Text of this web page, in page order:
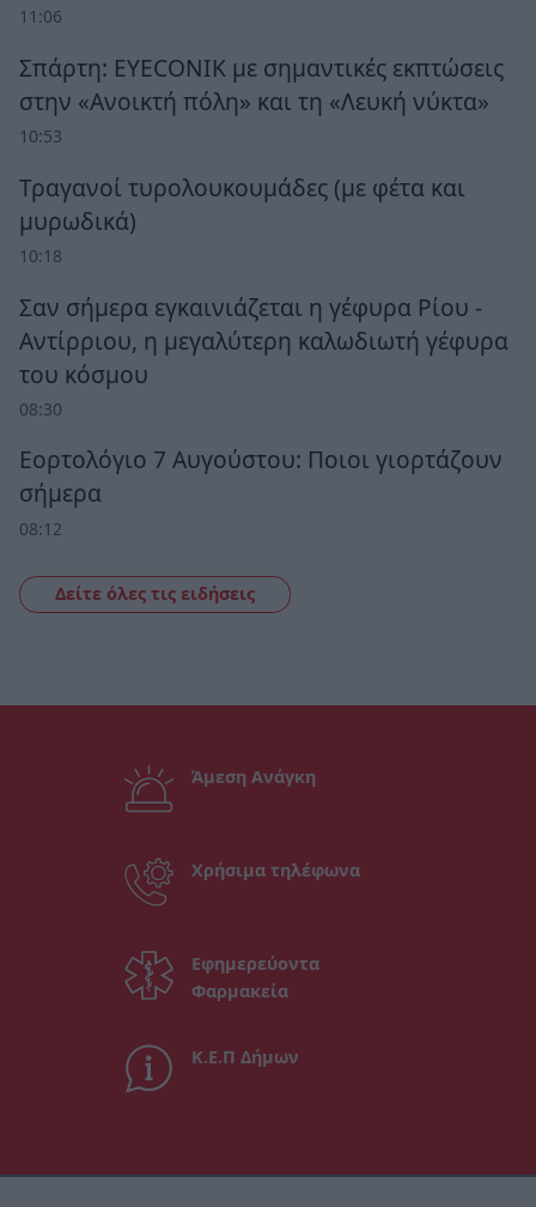
11:06
Σπάρτη: EYECONIK με σημαντικές εκπτώσεις
στην «Ανοικτή πόλη» και τη «Λευκή νύκτα»
10:53
Τραγανοί τυρολουκουμάδες (με φέτα και
μυρωδικά)
10:18
Σαν σήμερα εγκαινιάζεται η γέφυρα Ρίου -
Αντίρριου, η μεγαλύτερη καλωδιωτή γέφυρα
του κόσμου
08:30
Εορτολόγιο 7 Αυγούστου: Ποιοι γιορτάζουν
σήμερα
08:12
Δείτε όλες τις ειδήσεις
Άμεση Ανάγκη
Χρήσιμα τηλέφωνα
Εφημερεύοντα
Φαρμακεία
Κ.Ε.Π Δήμων